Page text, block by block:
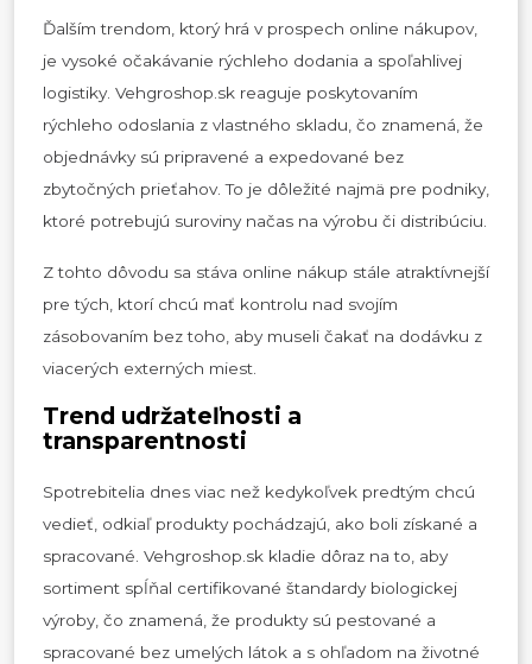
Ďalším trendom, ktorý hrá v prospech online nákupov,
je vysoké očakávanie rýchleho dodania a spoľahlivej
logistiky. Vehgroshop.sk reaguje poskytovaním
rýchleho odoslania z vlastného skladu, čo znamená, že
objednávky sú pripravené a expedované bez
zbytočných prieťahov. To je dôležité najmä pre podniky,
ktoré potrebujú suroviny načas na výrobu či distribúciu.
Z tohto dôvodu sa stáva online nákup stále atraktívnejší
pre tých, ktorí chcú mať kontrolu nad svojím
zásobovaním bez toho, aby museli čakať na dodávku z
viacerých externých miest.
Trend udržateľnosti a
transparentnosti
Spotrebitelia dnes viac než kedykoľvek predtým chcú
vedieť, odkiaľ produkty pochádzajú, ako boli získané a
spracované. Vehgroshop.sk kladie dôraz na to, aby
sortiment spĺňal certifikované štandardy biologickej
výroby, čo znamená, že produkty sú pestované a
spracované bez umelých látok a s ohľadom na životné